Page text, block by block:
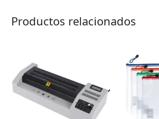
Productos relacionados